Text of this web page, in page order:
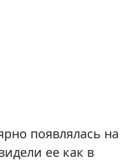
появлялась на
ее как в